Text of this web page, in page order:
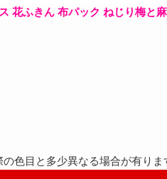
花ふきん 布パック ねじり梅と
色目と多少異なる場合が有りま